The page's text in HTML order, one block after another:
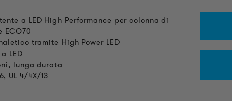
a LED High Performance per colonna di
ECO70
tramite High Power LED
LED
lunga durata
UL 4/4X/13